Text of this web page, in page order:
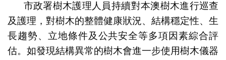
市政署樹木護理人員持續對本澳樹木進行巡查
及護理，對樹木的整體健康狀況、結構穩定性、生
長趨勢、立地條件及公共安全等多項因素綜合評
估。如發現結構異常的樹木會進一步使用樹木儀器